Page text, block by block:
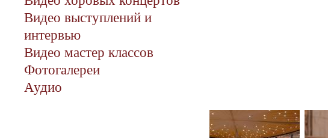
Видео выступлений и
интервью
Видео мастер классов
Фотогалереи
Аудио